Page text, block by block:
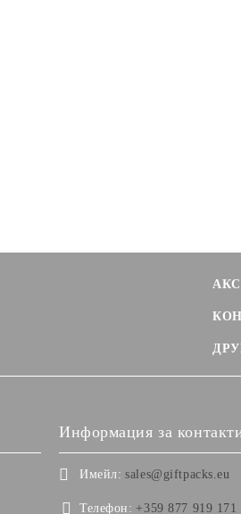
Информация за
Имейл: sales@giftpacks.eu
Телефон: +359 877 919 171